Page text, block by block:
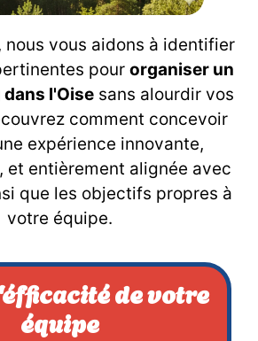
nous vous aidons à identifier
pour organiser un
l'Oisesans alourdir vos
comment concevoir
expérience innovante,
et entièrement alignée avec
que les objectifs propres à
votre équipe.
de votre
équipe